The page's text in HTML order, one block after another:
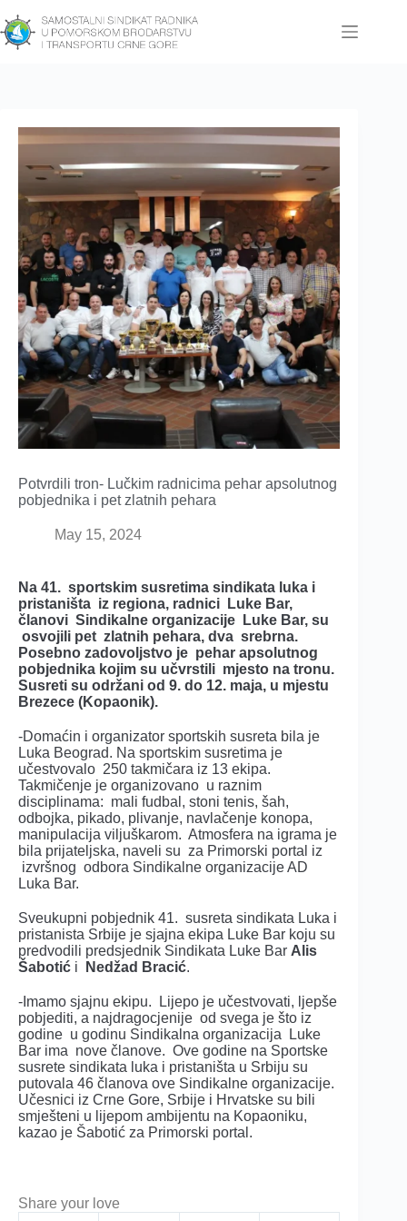
Potvrdili tron- Lučkim radnicima pehar apsolutnog
pobjednika i pet zlatnih pehara
May 15, 2024
Na 41. sportskim susretima sindikata luka i
pristaništa iz regiona, radnici Luke Bar,
članovi Sindikalne organizacije Luke Bar, su
osvojili pet zlatnih pehara, dva srebrna.
Posebno zadovoljstvo je pehar apsolutnog
pobjednika kojim su učvrstili mjesto na tronu.
Susreti su održani od 9. do 12. maja, u mjestu
Brezece (Kopaonik).
-Domaćin i organizator sportskih susreta bila je
Luka Beograd. Na sportskim susretima je
učestvovalo 250 takmičara iz 13 ekipa.
Takmičenje je organizovano u raznim
disciplinama: mali fudbal, stoni tenis, šah,
odbojka, pikado, plivanje, navlačenje konopa,
manipulacija viljuškarom. Atmosfera na igrama je
bila prijateljska, naveli su za Primorski portal iz
izvršnog odbora Sindikalne organizacije AD
Luka Bar.
Sveukupni pobjednik 41. susreta sindikata Luka i
pristanista Srbije je sjajna ekipa Luke Bar koju su
predvodili predsjednik Sindikata Luke Bar Alis
Šabotić i Nedžad Bracić.
-Imamo sjajnu ekipu. Lijepo je učestvovati, ljepše
pobjediti, a najdragocjenije od svega je što iz
godine u godinu Sindikalna organizacija Luke
Bar ima nove članove. Ove godine na Sportske
susrete sindikata luka i pristaništa u Srbiju su
putovala 46 članova ove Sindikalne organizacije.
Učesnici iz Crne Gore, Srbije i Hrvatske su bili
smješteni u lijepom ambijentu na Kopaoniku,
kazao je Šabotić za Primorski portal.
Share your love